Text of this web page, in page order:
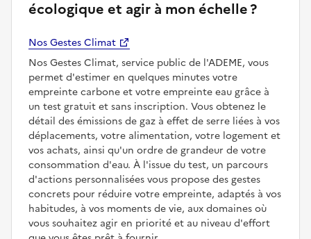
écologique et agir à mon échelle ?
Nos Gestes Climat
Nos Gestes Climat, service public de l'ADEME, vous
permet d'estimer en quelques minutes votre
empreinte carbone et votre empreinte eau grâce à
un test gratuit et sans inscription. Vous obtenez le
détail des émissions de gaz à effet de serre liées à vos
déplacements, votre alimentation, votre logement et
vos achats, ainsi qu'un ordre de grandeur de votre
consommation d'eau. À l'issue du test, un parcours
d'actions personnalisées vous propose des gestes
concrets pour réduire votre empreinte, adaptés à vos
habitudes, à vos moments de vie, aux domaines où
vous souhaitez agir en priorité et au niveau d'effort